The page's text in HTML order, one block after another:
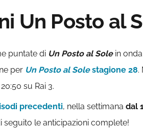
Un Posto al
puntate di Un Posto al Solein onda
per Un Posto al Solestagione 28.
su Rai 3.
precedenti, nella settimana dal
seguito le anticipazioni complete!